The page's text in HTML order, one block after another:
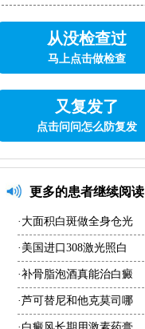
从没检查过
马上点击做检查
又复发了
点击问问怎么防复发
更多的患者继续阅读
·大面积白斑做全身仓光
·美国进口308激光照白
·补骨脂泡酒真能治白癜
·芦可替尼和他克莫司哪